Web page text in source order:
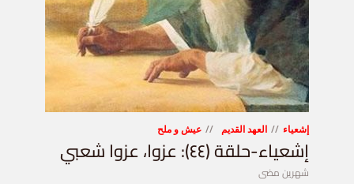
إشعياء العهد القديم عيش و ملح
إشعياء-حلقة (٤٤): عزوا، عزوا شعبي
شهرين مضى